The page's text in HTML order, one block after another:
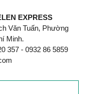
EXPRESS
Văn Tuấn, Phường
Minh.
357 - 0932 86 5859